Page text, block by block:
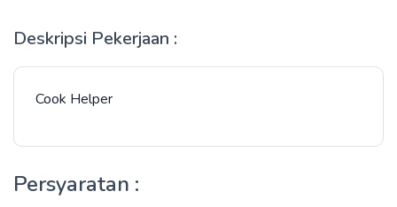
Deskripsi Pekerjaan :
Cook Helper
Persyaratan :